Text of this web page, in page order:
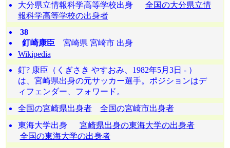
大分県立情報科学高等学校出身 全国の大分県立情
報科学高等学校の出身者
38
釘崎康臣宮崎県 宮崎市 出身
Wikipedia
釘? 康臣（くぎさき やすおみ、1982年5月3日 - ）
は、宮崎県出身の元サッカー選手。ポジションはデ
ィフェンダー、フォワード。
全国の宮崎県出身者
全国の宮崎市出身者
東海大学出身 宮崎県出身の東海大学の出身者
全国の東海大学の出身者